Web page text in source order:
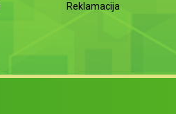
Reklamacija